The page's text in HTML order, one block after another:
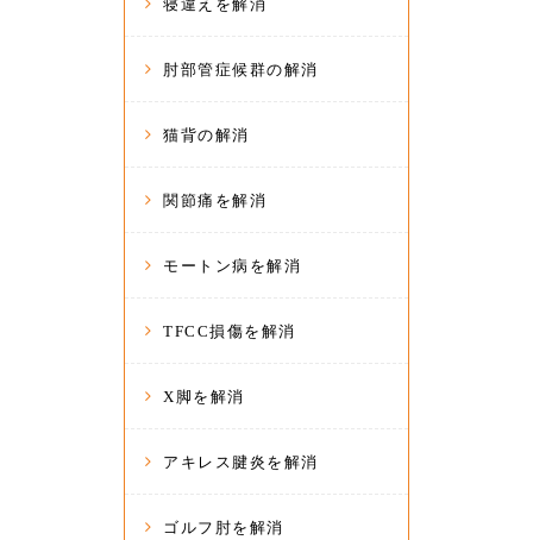
寝違えを解消
肘部管症候群の解消
猫背の解消
関節痛を解消
モートン病を解消
TFCC損傷を解消
X脚を解消
アキレス腱炎を解消
ゴルフ肘を解消